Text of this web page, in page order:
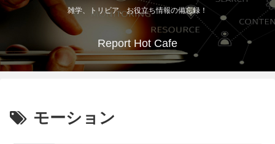
雑学、トリビア、お役立ち情報の備忘録！
Report Hot Cafe
モーション